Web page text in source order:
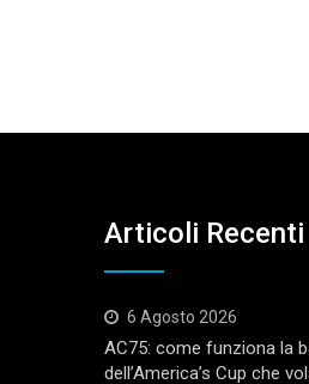
Articoli Recenti
6 Agosto 2026
AC75: come funziona la
dell’America’s Cup che